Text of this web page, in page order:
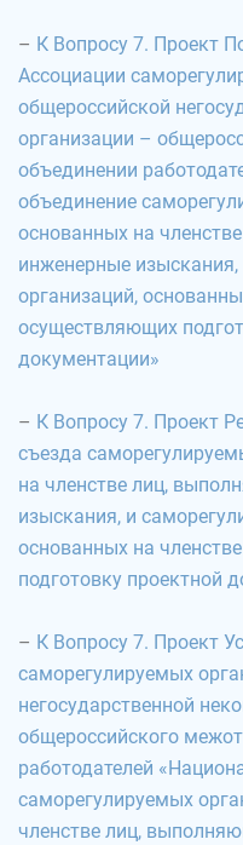
– К Вопросу 7. Проект
Ассоциации
общероссийской
организации –
объединении
объединение
основанных на
инженерные
организаций,
осуществляющих
документации»
– К Вопросу 7. Проект
съезда
на членстве лиц,
изыскания, и
основанных на
подготовку проектной
– К Вопросу 7. Проект
саморегулируемых
негосударственной
общероссийского
работодателей
саморегулируемых
членстве лиц,